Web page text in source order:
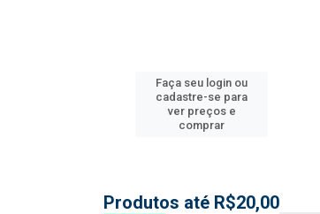
Faça seu login ou
cadastre-se para
ver preços e
comprar
Produtos até R$20,00